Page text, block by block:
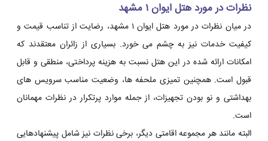
نظرات در مورد هتل ایوان ۱ مشهد
در میان نظرات در مورد هتل ایوان ۱ مشهد، رضایت از تناسب قیمت و
کیفیت خدمات نیز به چشم می خورد. بسیاری از زائران معتقدند که
امکانات ارائه شده در این هتل نسبت به هزینه پرداختی، منطقی و قابل
قبول است. همچنین تمیزی ملحفه ها، وضعیت مناسب سرویس های
بهداشتی و نو بودن تجهیزات، از جمله موارد پرتکرار در نظرات مهمانان
است.
البته مانند هر مجموعه اقامتی دیگر، برخی نظرات نیز شامل پیشنهادهایی